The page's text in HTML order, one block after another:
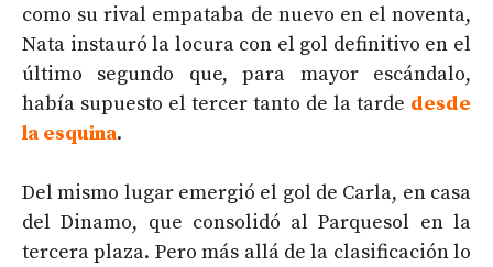
como su rival empataba de nuevo en el noventa,
Nata instauró la locura con el gol definitivo en el
último segundo que, para mayor escándalo,
había supuesto el tercer tanto de la tarde desde
la esquina.
Del mismo lugar emergió el gol de Carla, en casa
del Dinamo, que consolidó al Parquesol en la
tercera plaza. Pero más allá de la clasificación lo